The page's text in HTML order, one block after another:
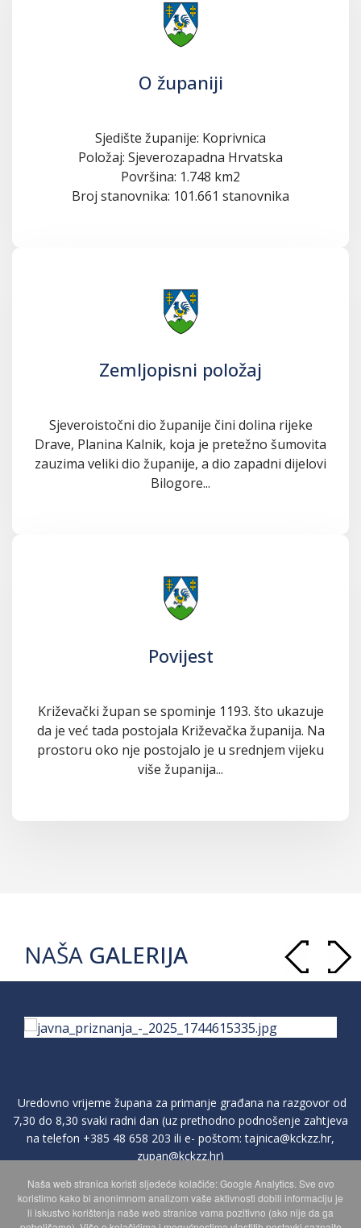
O županiji
Sjedište županije: Koprivnica
Položaj: Sjeverozapadna Hrvatska
Površina: 1.748 km2
Broj stanovnika: 101.661 stanovnika
Zemljopisni položaj
Sjeveroistočni dio županije čini dolina rijeke
Drave, Planina Kalnik, koja je pretežno šumovita
zauzima veliki dio županije, a dio zapadni dijelovi
Bilogore...
Povijest
Križevački župan se spominje 1193. što ukazuje
da je već tada postojala Križevačka županija. Na
prostoru oko nje postojalo je u srednjem vijeku
više županija...
NAŠA GALERIJA
Uredovno vrijeme župana za primanje građana na razgovor od
7,30 do 8,30 svaki radni dan (uz prethodno podnošenje zahtjeva
na telefon +385 48 658 203 ili e- poštom:tajnica@kckzz.hr,
zupan@kckzz.hr)
POLITIKA ZAŠTITE PRIVATNOSTI OSOBNIH PODATAKA
Naša web stranica koristi sljedeće kolačiće: Google Analytics. Sve ovo
koristimo kako bi anonimnom analizom vaše aktivnosti dobili informaciju je
li iskustvo korištenja naše web stranice vama pozitivno (ako nije da ga